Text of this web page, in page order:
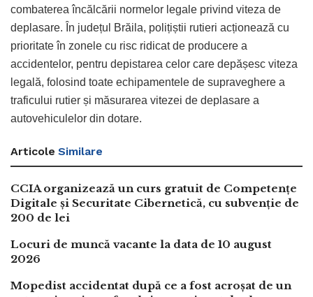
combaterea încălcării normelor legale privind viteza de
deplasare. În județul Brăila, polițiștii rutieri acționează cu
prioritate în zonele cu risc ridicat de producere a
accidentelor, pentru depistarea celor care depășesc viteza
legală, folosind toate echipamentele de supraveghere a
traficului rutier și măsurarea vitezei de deplasare a
autovehiculelor din dotare.
Articole Similare
CCIA organizează un curs gratuit de Competențe
Digitale și Securitate Cibernetică, cu subvenție de
200 de lei
Locuri de muncă vacante la data de 10 august
2026
Mopedist accidentat după ce a fost acroșat de un